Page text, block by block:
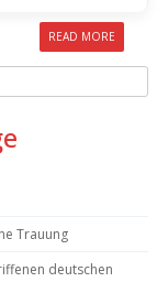
READ MORE
Trauung
deutschen